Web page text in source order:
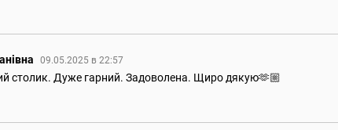
09.05.2025 в 22:57
столик. Дуже гарний. Задоволена. Щиро дякую🫶🏼